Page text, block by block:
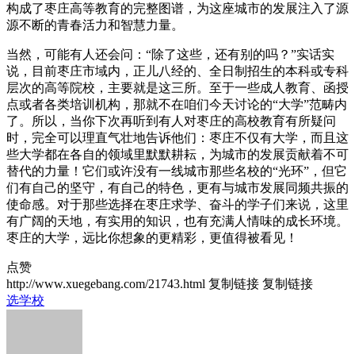
构成了枣庄高等教育的完整图谱，为这座城市的发展注入了源
源不断的青春活力和智慧力量。
当然，可能有人还会问：“除了这些，还有别的吗？”实话实
说，目前枣庄市域内，正儿八经的、全日制招生的本科或专科
层次的高等院校，主要就是这三所。至于一些成人教育、函授
点或者各类培训机构，那就不在咱们今天讨论的“大学”范畴内
了。所以，当你下次再听到有人对枣庄的高校教育有所疑问
时，完全可以理直气壮地告诉他们：枣庄不仅有大学，而且这
些大学都在各自的领域里默默耕耘，为城市的发展贡献着不可
替代的力量！它们或许没有一线城市那些名校的“光环”，但它
们有自己的坚守，有自己的特色，更有与城市发展同频共振的
使命感。对于那些选择在枣庄求学、奋斗的学子们来说，这里
有广阔的天地，有实用的知识，也有充满人情味的成长环境。
枣庄的大学，远比你想象的更精彩，更值得被看见！
点赞
http://www.xuegebang.com/21743.html 复制链接 复制链接
选学校